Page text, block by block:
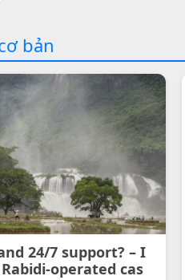
bản
24/7 support? – I
operated cas